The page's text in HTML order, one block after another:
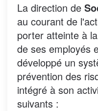
La direction de
au courant de
porter atteinte à
de ses employés
développé un
prévention des
intégré à son
suivants :